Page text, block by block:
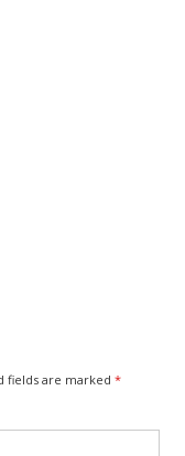
fields are marked *